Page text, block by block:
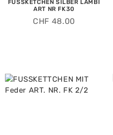
FUSSKETCHEN SILBER LAMBI
ART NR FK30
CHF 48.00